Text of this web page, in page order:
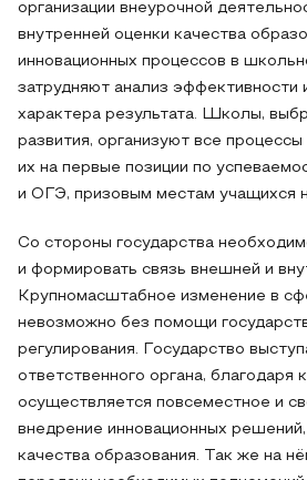
организации внеурочной
внутренней оценки качества
инновационных процессов в
затрудняют анализ эффективности
характера результата. Школы,
развития, организуют все
их на первые позиции по
и ОГЭ, призовым местам учащихся
Со стороны государства
и формировать связь внешней и
Крупномасштабное изменение в
невозможно без помощи
регулирования. Государство
ответственного органа, благодаря
осуществляется повсеместное и
внедрение инновационных
качества образования. Так же на